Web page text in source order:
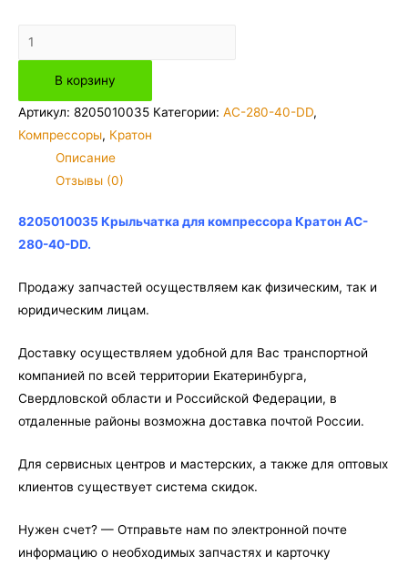
Количество
товара
8205010035
Крыльчатка
280-
40-
В корзину
Артикул: 8205010035 Категории: AC-280-40-DD,
Компрессоры, Кратон
Описание
Отзывы (0)
8205010035 Крыльчатка для компрессора Кратон AC-
280-40-DD.
Продажу запчастей осуществляем как физическим, так и
юридическим лицам.
Доставку осуществляем удобной для Вас транспортной
компанией по всей территории Екатеринбурга,
Свердловской области и Российской Федерации, в
отдаленные районы возможна доставка почтой России.
Для сервисных центров и мастерских, а также для оптовых
клиентов существует система скидок.
Нужен счет? — Отправьте нам по электронной почте
информацию о необходимых запчастях и карточку